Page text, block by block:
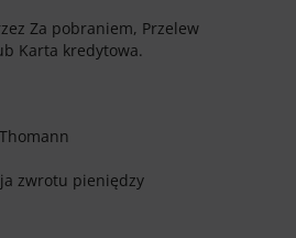
Za pobraniem, Przelew
Karta kredytowa.
zwrotu pieniędzy